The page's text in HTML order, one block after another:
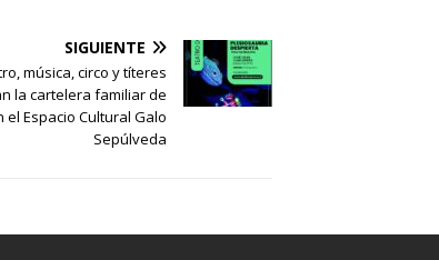
SIGUIENTE
música, circo y títeres
la cartelera familiar de
el Espacio Cultural Galo
Sepúlveda